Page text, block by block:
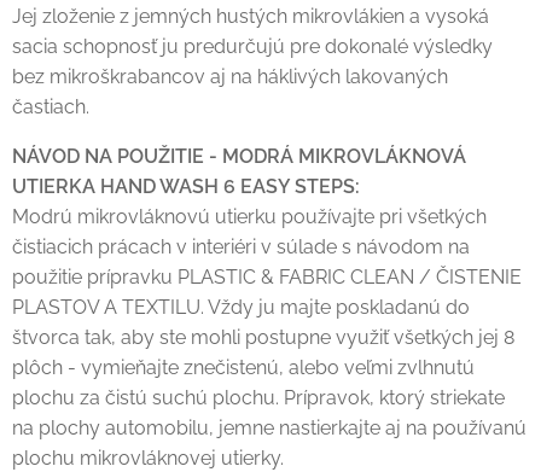
Jej zloženie z jemných hustých mikrovlákien a vysoká
sacia schopnosť ju predurčujú pre dokonalé výsledky
bez mikroškrabancov aj na háklivých lakovaných
častiach.
NÁVOD NA POUŽITIE - MODRÁ MIKROVLÁKNOVÁ
UTIERKA HAND WASH 6 EASY STEPS:
Modrú mikrovláknovú utierku používajte pri všetkých
čistiacich prácach v interiéri v súlade s návodom na
použitie prípravku PLASTIC & FABRIC CLEAN / ČISTENIE
PLASTOV A TEXTILU. Vždy ju majte poskladanú do
štvorca tak, aby ste mohli postupne využiť všetkých jej 8
plôch - vymieňajte znečistenú, alebo veľmi zvlhnutú
plochu za čistú suchú plochu. Prípravok, ktorý striekate
na plochy automobilu, jemne nastierkajte aj na používanú
plochu mikrovláknovej utierky.